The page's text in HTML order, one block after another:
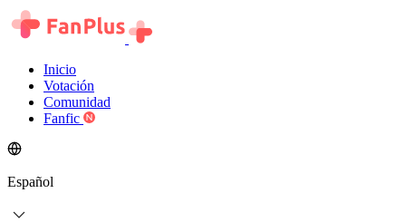
Inicio
Votación
Comunidad
Fanfic
Español